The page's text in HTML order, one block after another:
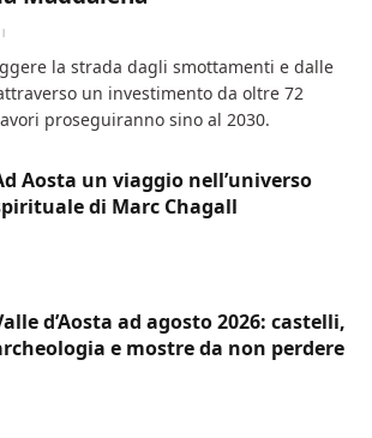
la strada dagli smottamenti e dalle
un investimento da oltre 72
proseguiranno sino al 2030.
Aosta un viaggio nell’universo
di Marc Chagall
d’Aosta ad agosto 2026: castelli,
e mostre da non perdere